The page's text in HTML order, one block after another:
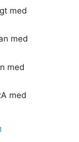
med
med
med
med